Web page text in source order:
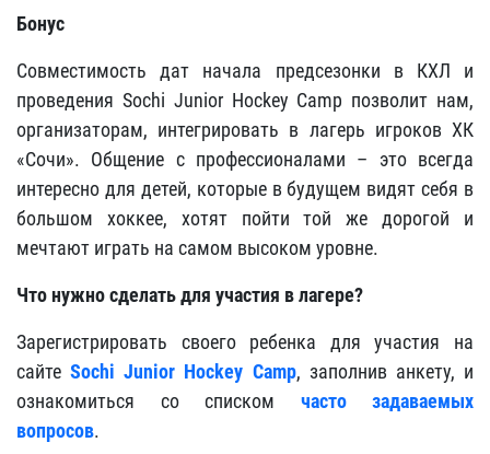
Бонус
Совместимость дат начала предсезонки в КХЛ и
проведения Sochi Junior Hockey Camp позволит нам,
организаторам, интегрировать в лагерь игроков ХК
«Сочи». Общение с профессионалами – это всегда
интересно для детей, которые в будущем видят себя в
большом хоккее, хотят пойти той же дорогой и
мечтают играть на самом высоком уровне.
Что нужно сделать для участия в лагере?
Зарегистрировать своего ребенка для участия на
сайтеSochi Junior Hockey Camp, заполнив анкету, и
ознакомиться со списком часто задаваемых
вопросов.